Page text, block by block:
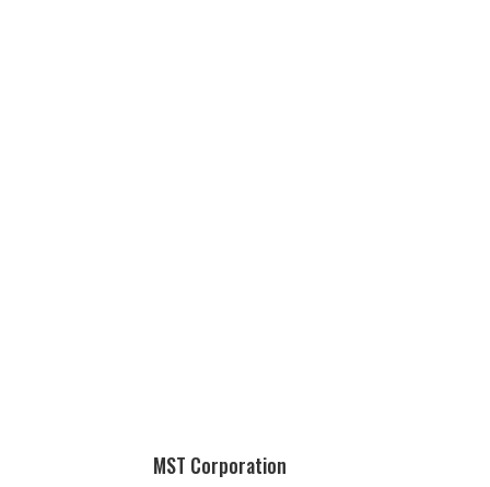
MST Corporation